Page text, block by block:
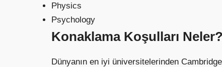
Physics
Psychology
Konaklama Koşulları Neler?
Dünyanın en iyi üniversitelerinden